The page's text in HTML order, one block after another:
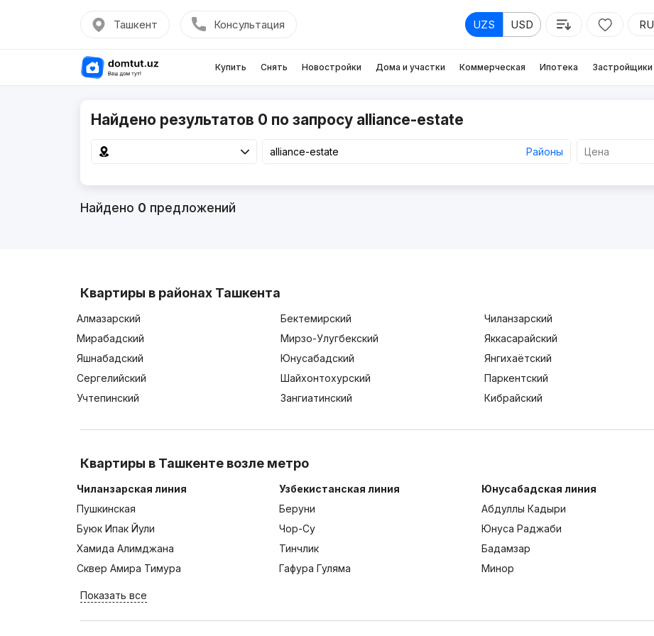
Ташкент Консультация UZS USD RU
Купить Снять Новостройки Дома и участки Коммерческая Ипотека Застройщики
Найдено результатов 0 по запросу alliance-estate
Районы Цена
Найдено 0 предложений
Квартиры в районах Ташкента
Алмазарский Бектемирский
Чиланзарский
Мирабадский
Мирзо-Улугбекский
Яккасарайский
Яшнабадский
Юнусабадский
Янгихаётский
Сергелийский
Шайхонтохурский
Паркентский
Учтепинский
Зангиатинский Кибрайский
Квартиры в Ташкенте возле метро
Чиланзарская линия
Пушкинская
Буюк Ипак Йули
Хамида Алимджана
Сквер Амира Тимура
Узбекистанская линия
Беруни
Чор-Су
Тинчлик
Гафура Гуляма
Юнусабадская линия
Абдуллы Кадыри
Юнуса Раджаби
Бадамзар
Минор
Показать все